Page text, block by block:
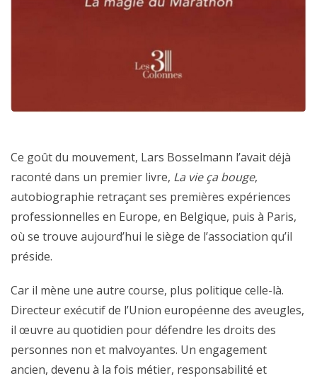
Ce goût du mouvement, Lars Bosselmann l’avait déjà
raconté dans un premier livre, La vie ça bouge,
autobiographie retraçant ses premières expériences
professionnelles en Europe, en Belgique, puis à Paris,
où se trouve aujourd’hui le siège de l’association qu’il
préside.
Car il mène une autre course, plus politique celle-là.
Directeur exécutif de l’Union européenne des aveugles,
il œuvre au quotidien pour défendre les droits des
personnes non et malvoyantes. Un engagement
ancien, devenu à la fois métier, responsabilité et